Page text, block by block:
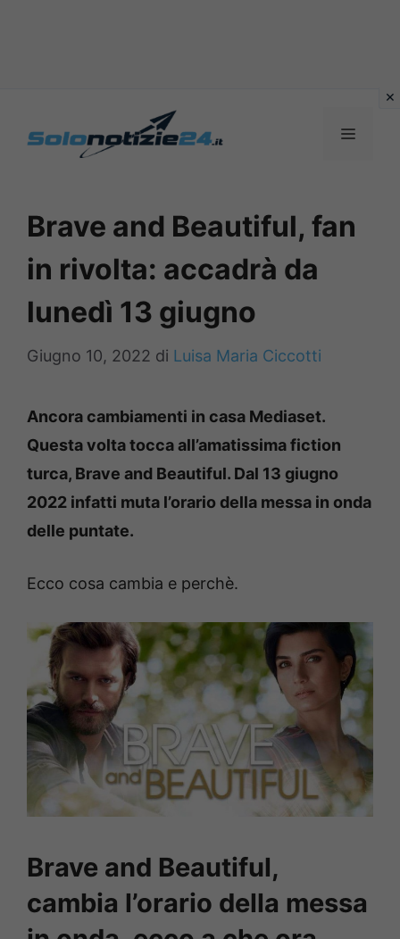
MENU
Brave and Beautiful, fan
in rivolta: accadrà da
lunedì 13 giugno
Giugno 10, 2022 di Luisa Maria Ciccotti
Ancora cambiamenti in casa Mediaset.
Questa volta tocca all’amatissima fiction
turca, Brave and Beautiful. Dal 13 giugno
2022 infatti muta l’orario della messa in onda
delle puntate.
Ecco cosa cambia e perchè.
Brave and Beautiful,
cambia l’orario della messa